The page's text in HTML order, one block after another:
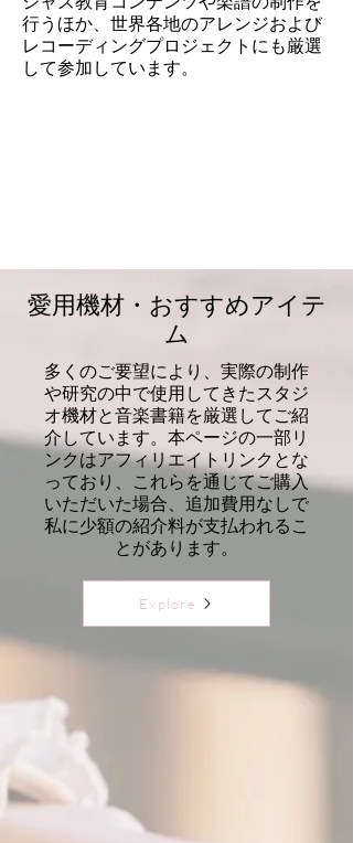
行うほか、世界各地のアレンジおよび
レコーディングプロジェクトにも厳選
して参加しています。
愛用機材・おすすめアイテ
ム
多くのご要望により、実際の制作
や研究の中で使用してきたスタジ
オ機材と音楽書籍を厳選してご紹
介しています。本ページの一部リ
ンクはアフィリエイトリンクとな
っており、これらを通じてご購入
いただいた場合、追加費用なしで
私に少額の紹介料が支払われるこ
とがあります。
Explore